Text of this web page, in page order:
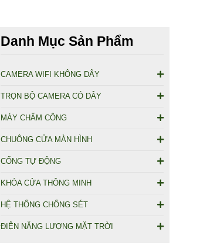
Danh Mục Sản Phẩm
CAMERA WIFI KHÔNG DÂY
TRỌN BỘ CAMERA CÓ DÂY
MÁY CHẤM CÔNG
CHUÔNG CỬA MÀN HÌNH
CỔNG TỰ ĐỘNG
KHÓA CỬA THÔNG MINH
HỆ THỐNG CHỐNG SÉT
ĐIỆN NĂNG LƯỢNG MẶT TRỜI